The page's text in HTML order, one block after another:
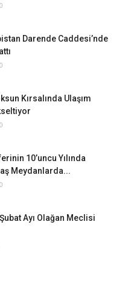
0
Darende Caddesi’nde
0
Kırsalında Ulaşım
0
10’uncu Yılında
Meydanlarda...
0
Ayı Olağan Meclisi